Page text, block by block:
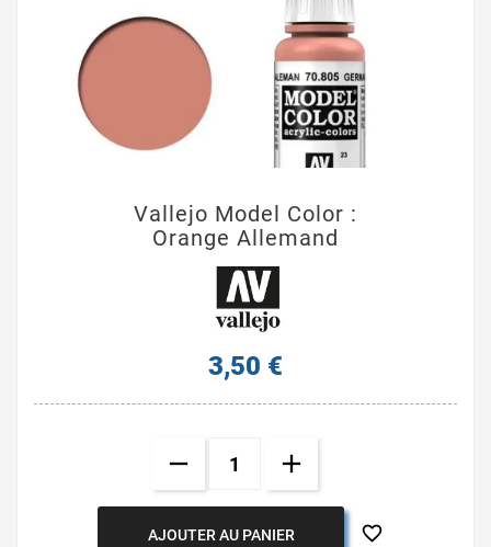
Vallejo Model Color :
Orange Allemand
3,50 €
AJOUTER AU PANIER 